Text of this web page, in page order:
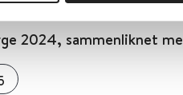
2024, sammenliknet